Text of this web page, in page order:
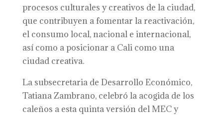
procesos culturales y creativos de la ciudad,
que contribuyen a fomentar la reactivación,
el consumo local, nacional e internacional,
así como a posicionar a Cali como una
ciudad creativa.
La subsecretaria de Desarrollo Económico,
Tatiana Zambrano, celebró la acogida de los
caleños a esta quinta versión del MEC y